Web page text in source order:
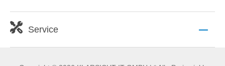
Service